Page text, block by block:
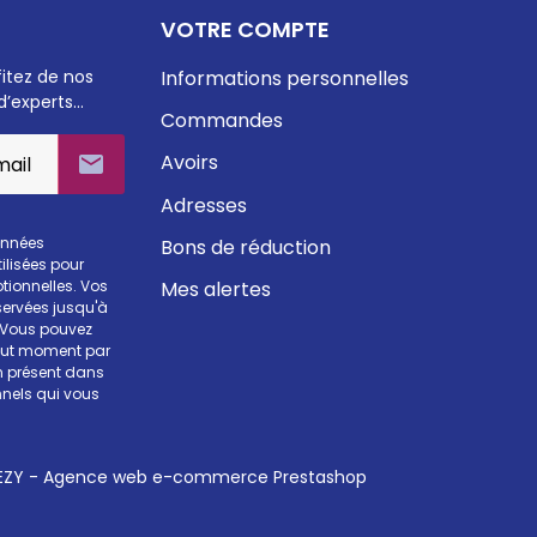
de nos

pour
Vos
jusqu'à
pouvez
moment par
présent dans
qui vous
VOTRE COMPTE
Informations personnelles
Commandes
Avoirs
Adresses
Bons de réduction
Mes alertes
- Agence web e-commerce Prestashop